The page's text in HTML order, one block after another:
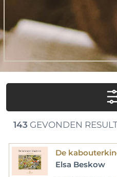
143GEVONDEN
De
Elsa Beskow